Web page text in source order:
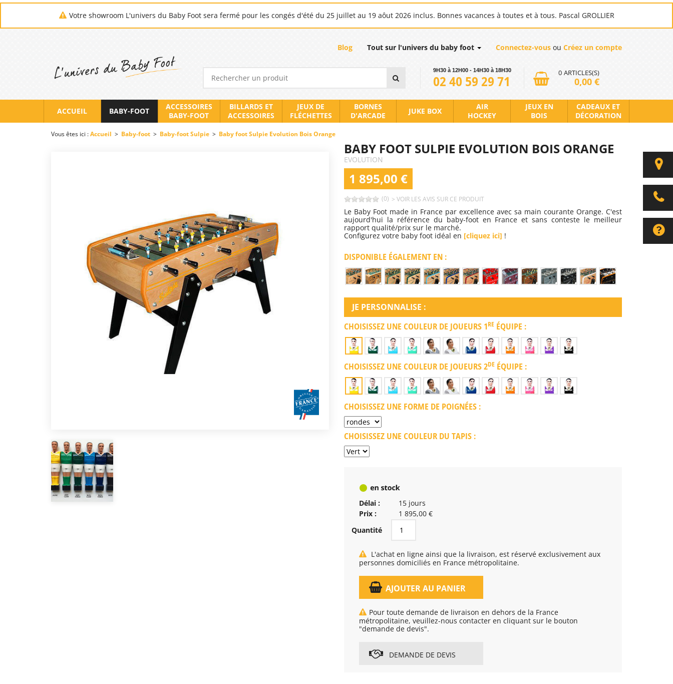
Votre showroom L'univers du Baby Foot sera fermé pour les congés d'été du 25 juillet au 19 aôut 2026 inclus. Bonnes vacances à toutes et à tous. Pascal GROLLIER
Blog Tout sur l'univers du baby foot Connectez-vous ou Créez un compte
9H30 à 12H00 - 14H30 à 18H30
02 40 59 29 71 0 ARTICLES(S)
0,00 €
ACCUEIL BABY-FOOT
ACCESSOIRES
BABY-FOOT
BILLARDS ET
ACCESSOIRES
JEUX DE
FLÉCHETTES
BORNES
D'ARCADE
JUKE BOX
AIR
HOCKEY
JEUX EN
BOIS
CADEAUX ET
DÉCORATION
Vous êtes ici :Accueil > Baby-foot > Baby-foot Sulpie > Baby foot Sulpie Evolution Bois Orange
BABY FOOT SULPIE EVOLUTION BOIS ORANGE
EVOLUTION
1 895,00 €
(0) > VOIR LES AVIS SUR CE PRODUIT
Le Baby Foot made in France par excellence avec sa main courante Orange. C'est
aujourd'hui la référence du baby-foot en France et sans conteste le meilleur
rapport qualité/prix sur le marché.
Configurez votre baby foot idéal en [cliquez ici] !
DISPONIBLE ÉGALEMENT EN :
JE PERSONNALISE :
CHOISISSEZ UNE COULEUR DE JOUEURS 1RE ÉQUIPE :
CHOISISSEZ UNE COULEUR DE JOUEURS 2DE ÉQUIPE :
CHOISISSEZ UNE FORME DE POIGNÉES :
CHOISISSEZ UNE COULEUR DU TAPIS :
Délai :
15 jours
Prix :
1 895,00 €
Quantité
personnes domiciliés en France métropolitaine.
AJOUTER AU PANIER
Pour toute demande de livraison en dehors de la France
métropolitaine, veuillez-nous contacter en cliquant sur le bouton
"demande de devis".
DEMANDE DE DEVIS